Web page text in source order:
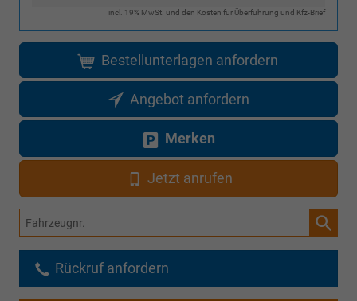
incl. 19% MwSt. und den Kosten für Überführung und Kfz-Brief
Bestellunterlagen anfordern
Angebot anfordern
Merken
Jetzt anrufen
Fahrzeugnr.
Rückruf anfordern